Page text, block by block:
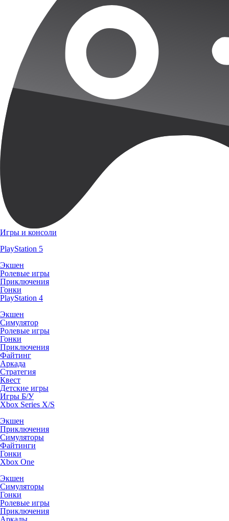
Игры и консоли
PlayStation 5
Экшен
Ролевые игры
Приключения
Гонки
PlayStation 4
Экшен
Симулятор
Ролевые игры
Гонки
Приключения
Файтинг
Аркада
Стратегия
Квест
Детские игры
Игры Б/У
Xbox Series X/S
Экшен
Приключения
Симуляторы
Файтинги
Гонки
Xbox One
Экшен
Симуляторы
Гонки
Ролевые игры
Приключения
Аркады